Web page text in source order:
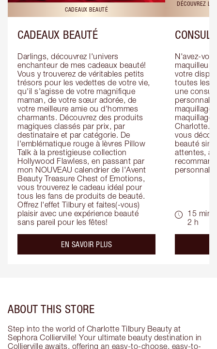
CADEAUX BEAUTÉ
CADEAUX BEAUTÉ
Darlings, découvrez l'univers
enchanteur de mes cadeaux beauté!
Vous y trouverez de véritables petits
trésors pour les vedettes de votre vie,
qu'il s'agisse de votre magnifique
maman, de votre sœur adorée, de
votre meilleure amie ou d'hommes
charmants. Découvrez des produits
magiques classés par prix, par
destinataire et par catégorie. De
l'emblématique rouge à lèvres Pillow
Talk à la prestigieuse collection
Hollywood Flawless, en passant par
mon NOUVEAU calendrier de l'Avent
Beauty Treasure Chest of Emotions,
vous trouverez le cadeau idéal pour
tous les fans de produits de beauté.
Offrez l'effet Tilbury et faites(-vous)
plaisir avec une expérience beauté
sans pareil pour les fêtes!
EN SAVOIR PLUSabout the
DÉCOUVREZ
N'avez-
maquilleur
votre
toutes les
une
maquillage
maquillage
Charlotte.
vous
beauté
attentes,
15 min -
2 h
ABOUT THIS STORE
Step into the world of Charlotte Tilbury Beauty at
Sephora Collierville! Your ultimate beauty destination in
Collierville awaits, offering an easy-to-choose, easy-to-